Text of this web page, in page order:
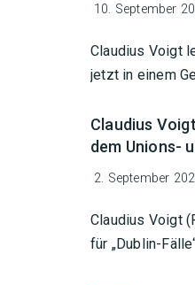
10. September
Claudius Voigt
jetzt in einem
Claudius
dem Unions-
2. September
Claudius Voigt
für „Dublin-